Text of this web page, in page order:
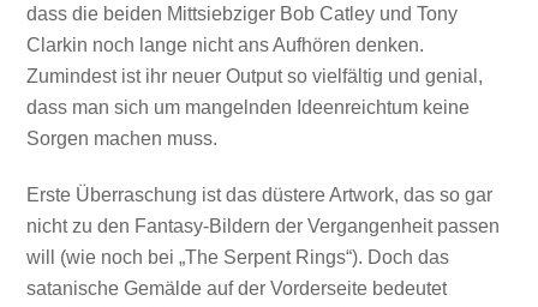
dass die beiden Mittsiebziger Bob Catley und Tony
Clarkin noch lange nicht ans Aufhören denken.
Zumindest ist ihr neuer Output so vielfältig und genial,
dass man sich um mangelnden Ideenreichtum keine
Sorgen machen muss.
Erste Überraschung ist das düstere Artwork, das so gar
nicht zu den Fantasy-Bildern der Vergangenheit passen
will (wie noch bei „The Serpent Rings“). Doch das
satanische Gemälde auf der Vorderseite bedeutet